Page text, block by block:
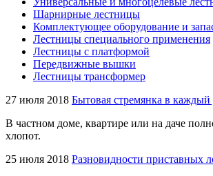
Шарнирные лестницы
Комплектующее оборудование и
Лестницы специального применения
Лестницы с платформой
Передвижные вышки
Лестницы трансформер
27 июля 2018 Бытовая стремянка в
В частном доме, квартире или на даче
хлопот.
25 июля 2018 Разновидности приставных